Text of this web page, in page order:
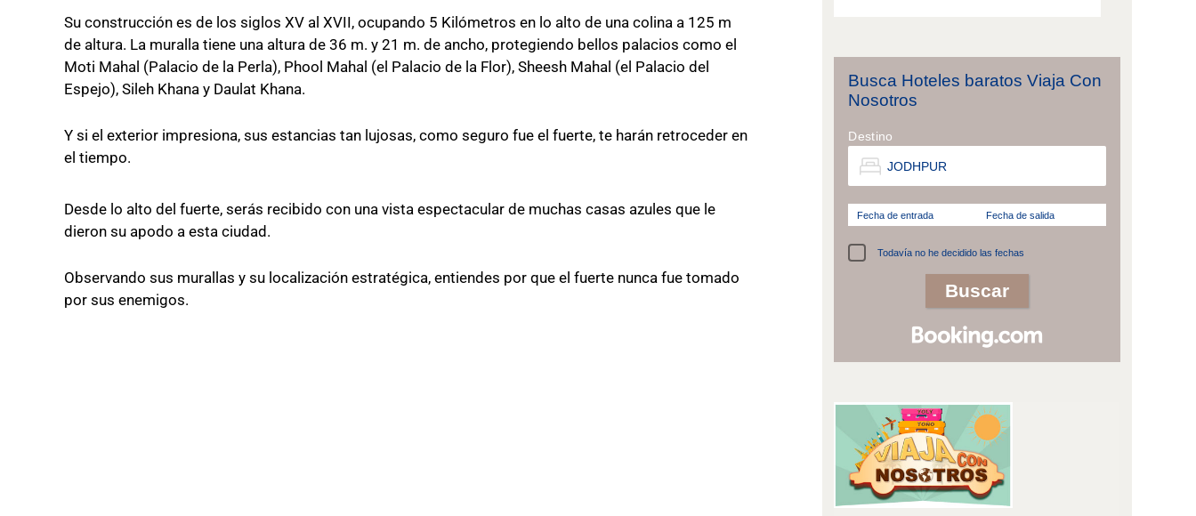
Su construcción es de los siglos XV al XVII, ocupando 5 Kilómetros en lo alto de una colina a 125 m
de altura. La muralla tiene una altura de 36 m. y 21 m. de ancho, protegiendo bellos palacios como el
Moti Mahal (Palacio de la Perla), Phool Mahal (el Palacio de la Flor), Sheesh Mahal (el Palacio del
Espejo), Sileh Khana y Daulat Khana.
Y si el exterior impresiona, sus estancias tan lujosas, como seguro fue el fuerte, te harán retroceder en
el tiempo.
Desde lo alto del fuerte, serás recibido con una vista espectacular de muchas casas azules que le
dieron su apodo a esta ciudad.
Observando sus murallas y su localización estratégica, entiendes por que el fuerte nunca fue tomado
por sus enemigos.
Busca Hoteles baratos Viaja Con
Nosotros
Destino
Fecha de entrada Fecha de salida
Todavía no he decidido las fechas